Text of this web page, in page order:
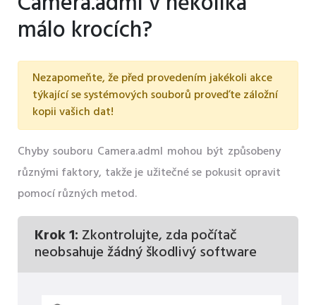
málo krocích?
Nezapomeňte, že před provedením jakékoli akce
týkající se systémových souborů proveďte záložní
kopii vašich dat!
Chyby souboru Camera.adml mohou být způsobeny
různými faktory, takže je užitečné se pokusit opravit
pomocí různých metod.
Krok 1: Zkontrolujte, zda počítač
neobsahuje žádný škodlivý software